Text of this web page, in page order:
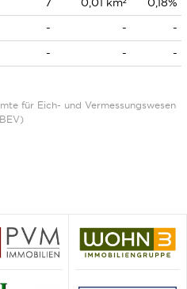
- -
-
- - -
für Eich- und Vermessungswesen